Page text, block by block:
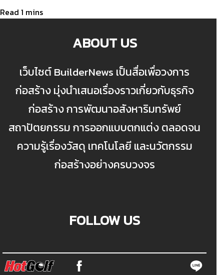
ABOUT US
เว็บไซต์ BuilderNews เป็นสื่อเพื่อวงการ
ก่อสร้าง มุ่งนำเสนอเรื่องราวเกี่ยวกับธุรกิจ
ก่อสร้าง การพัฒนาอสังหาริมทรัพย์
สถาปัตยกรรม การออกแบบตกแต่ง ตลอดจน
ความรู้เรื่องวัสดุ เทคโนโลยี และนวัตกรรม
ก่อสร้างอย่างครบวงจร
FOLLOW US